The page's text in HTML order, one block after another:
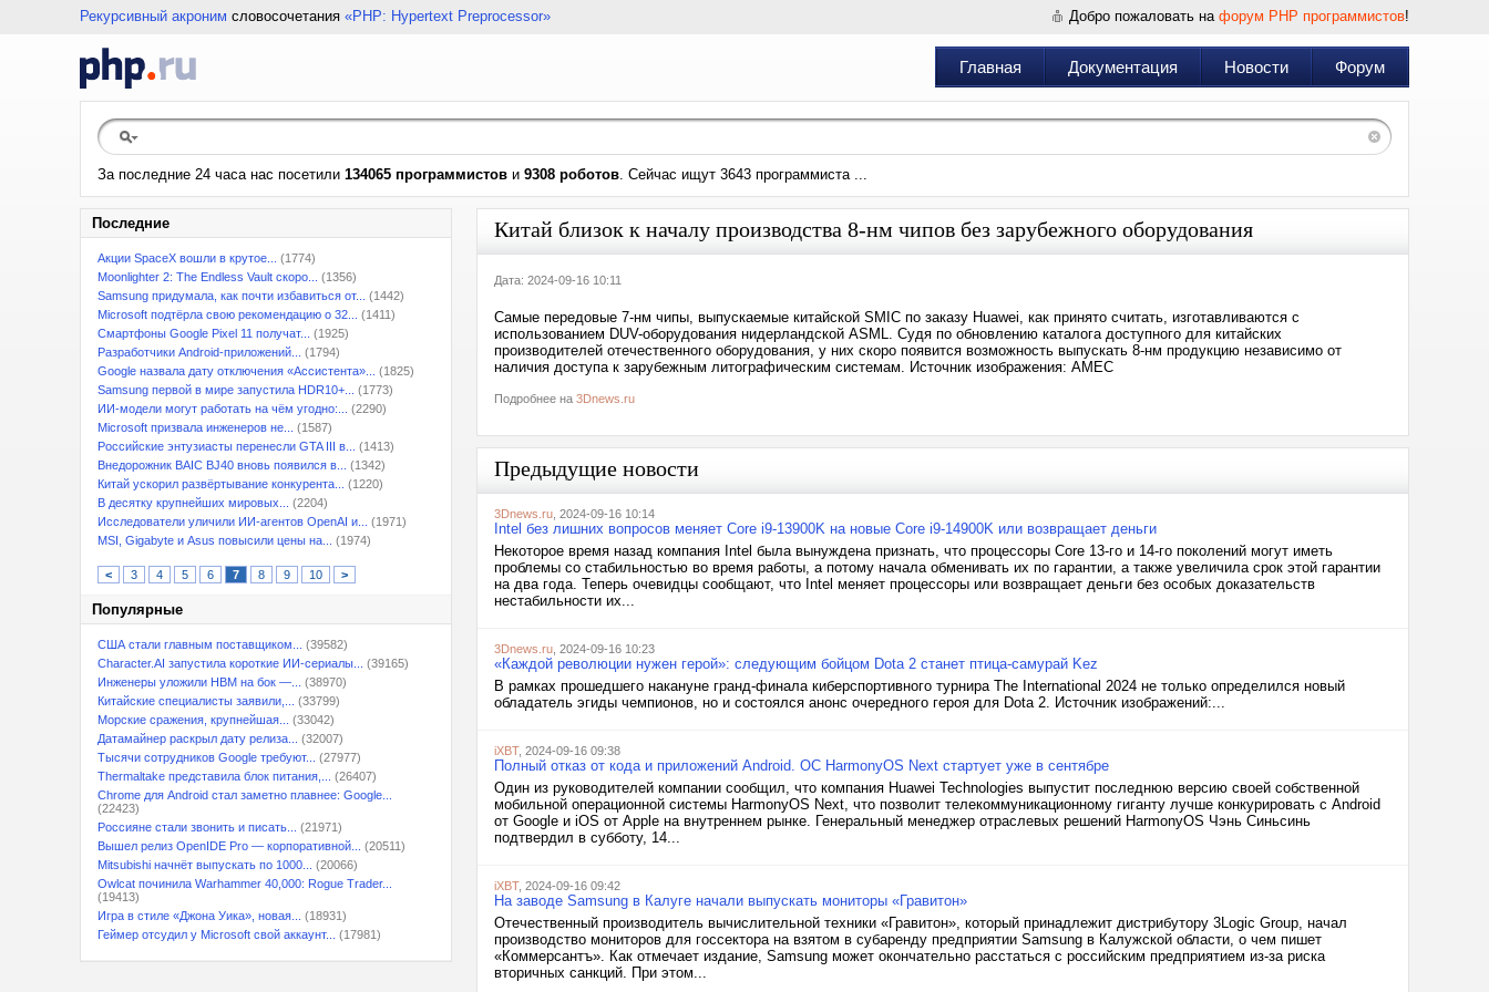
Рекурсивный акроним словосочетания «PHP: Hypertext Preprocessor» Добро пожаловать на форум PHP программистов!
Главная Документация Новости Форум
За последние 24 часа нас посетили 134065 программистов и 9308 роботов. Сейчас ищут 3643 программиста ...
Последние
Акции SpaceX вошли в крутое...
(1774)
Moonlighter 2: The Endless Vault скоро...
(1356)
Samsung придумала, как почти избавиться от...
(1442)
Microsoft подтёрла свою рекомендацию о 32...
(1411)
Смартфоны Google Pixel 11 получат...
(1925)
Разработчики Android-приложений...
(1794)
Google назвала дату отключения «Ассистента»...
(1825)
Samsung первой в мире запустила HDR10+...
(1773)
ИИ-модели могут работать на чём угодно:...
(2290)
Microsoft призвала инженеров не...
(1587)
Российские энтузиасты перенесли GTA III в...
(1413)
Внедорожник BAIC BJ40 вновь появился в...
(1342)
Китай ускорил развёртывание конкурента...
(1220)
В десятку крупнейших мировых...
(2204)
Исследователи уличили ИИ-агентов OpenAI и...
(1971)
MSI, Gigabyte и Asus повысили цены на...
(1974)
< 3 4 5 6 7 8 9 10 >
Популярные
США стали главным поставщиком...
(39582)
Character.AI запустила короткие ИИ-сериалы...
(39165)
Инженеры уложили HBM на бок —...
(38970)
Китайские специалисты заявили,...
(33799)
Морские сражения, крупнейшая...
(33042)
Датамайнер раскрыл дату релиза...
(32007)
Тысячи сотрудников Google требуют...
(27977)
Thermaltake представила блок питания,...
(26407)
Chrome для Android стал заметно плавнее: Google...
(22423)
Россияне стали звонить и писать...
(21971)
Вышел релиз OpenIDE Pro — корпоративной...
(20511)
Mitsubishi начнёт выпускать по 1000...
(20066)
Owlcat починила Warhammer 40,000: Rogue Trader...
(19413)
Игра в стиле «Джона Уика», новая...
(18931)
Геймер отсудил у Microsoft свой аккаунт...
(17981)
Китай близок к началу производства 8-нм чипов без зарубежного оборудования
Дата: 2024-09-16 10:11
Самые передовые 7-нм чипы, выпускаемые китайской SMIC по заказу Huawei, как принято считать, изготавливаются с
использованием DUV-оборудования нидерландской ASML. Судя по обновлению каталога доступного для китайских
производителей отечественного оборудования, у них скоро появится возможность выпускать 8-нм продукцию независимо от
наличия доступа к зарубежным литографическим системам. Источник изображения: AMEC
Подробнее на 3Dnews.ru
Предыдущие новости
3Dnews.ru , 2024-09-16 10:14
Intel без лишних вопросов меняет Core i9-13900K на новые Core i9-14900K или возвращает деньги
Некоторое время назад компания Intel была вынуждена признать, что процессоры Core 13-го и 14-го поколений могут иметь
проблемы со стабильностью во время работы, а потому начала обменивать их по гарантии, а также увеличила срок этой гарантии
на два года. Теперь очевидцы сообщают, что Intel меняет процессоры или возвращает деньги без особых доказательств
нестабильности их...
3Dnews.ru , 2024-09-16 10:23
«Каждой революции нужен герой»: следующим бойцом Dota 2 станет птица-самурай Kez
В рамках прошедшего накануне гранд-финала киберспортивного турнира The International 2024 не только определился новый
обладатель эгиды чемпионов, но и состоялся анонс очередного героя для Dota 2. Источник изображений:...
iXBT, 2024-09-16 09:38
Полный отказ от кода и приложений Android. ОС HarmonyOS Next стартует уже в сентябре
Один из руководителей компании сообщил, что компания Huawei Technologies выпустит последнюю версию своей собственной
мобильной операционной системы HarmonyOS Next, что позволит телекоммуникационному гиганту лучше конкурировать с Android
от Google и iOS от Apple на внутреннем рынке. Генеральный менеджер отраслевых решений HarmonyOS Чэнь Синьсинь
подтвердил в субботу, 14...
iXBT, 2024-09-16 09:42
На заводе Samsung в Калуге начали выпускать мониторы «Гравитон»
Отечественный производитель вычислительной техники «Гравитон», который принадлежит дистрибутору 3Logic Group, начал
производство мониторов для госсектора на взятом в субаренду предприятии Samsung в Калужской области, о чем пишет
«Коммерсантъ». Как отмечает издание, Samsung может окончательно расстаться с российским предприятием из-за риска
вторичных санкций. При этом...